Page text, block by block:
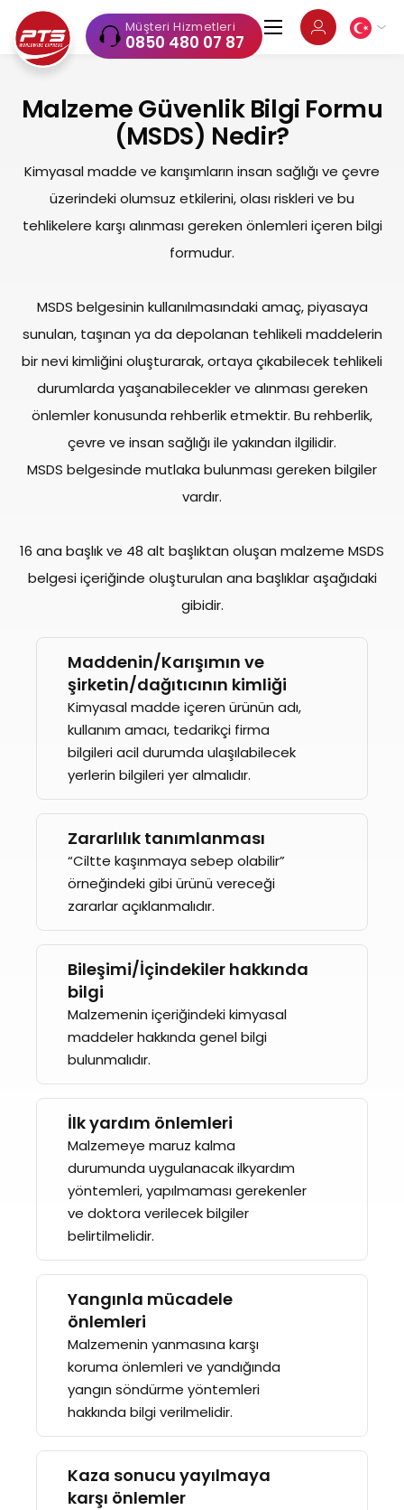
Müşteri Hizmetleri
0850 480 07 87
Malzeme Güvenlik Bilgi Formu
(MSDS) Nedir?
Kimyasal madde ve karışımların insan sağlığı ve çevre
üzerindeki olumsuz etkilerini, olası riskleri ve bu
tehlikelere karşı alınması gereken önlemleri içeren bilgi
formudur.
MSDS belgesinin kullanılmasındaki amaç, piyasaya
sunulan, taşınan ya da depolanan tehlikeli maddelerin
bir nevi kimliğini oluşturarak, ortaya çıkabilecek tehlikeli
durumlarda yaşanabilecekler ve alınması gereken
önlemler konusunda rehberlik etmektir. Bu rehberlik,
çevre ve insan sağlığı ile yakından ilgilidir.
MSDS belgesinde mutlaka bulunması gereken bilgiler
vardır.
16 ana başlık ve 48 alt başlıktan oluşan malzeme MSDS
belgesi içeriğinde oluşturulan ana başlıklar aşağıdaki
gibidir.
Maddenin/Karışımın ve
şirketin/dağıtıcının kimliği
Kimyasal madde içeren ürünün adı,
kullanım amacı, tedarikçi firma
bilgileri acil durumda ulaşılabilecek
yerlerin bilgileri yer almalıdır.
Zararlılık tanımlanması
“Ciltte kaşınmaya sebep olabilir”
örneğindeki gibi ürünü vereceği
zararlar açıklanmalıdır.
Bileşimi/İçindekiler hakkında
bilgi
Malzemenin içeriğindeki kimyasal
maddeler hakkında genel bilgi
bulunmalıdır.
İlk yardım önlemleri
Malzemeye maruz kalma
durumunda uygulanacak ilkyardım
yöntemleri, yapılmaması gerekenler
ve doktora verilecek bilgiler
belirtilmelidir.
Yangınla mücadele
önlemleri
Malzemenin yanmasına karşı
koruma önlemleri ve yandığında
yangın söndürme yöntemleri
hakkında bilgi verilmelidir.
Kaza sonucu yayılmaya
karşı önlemler